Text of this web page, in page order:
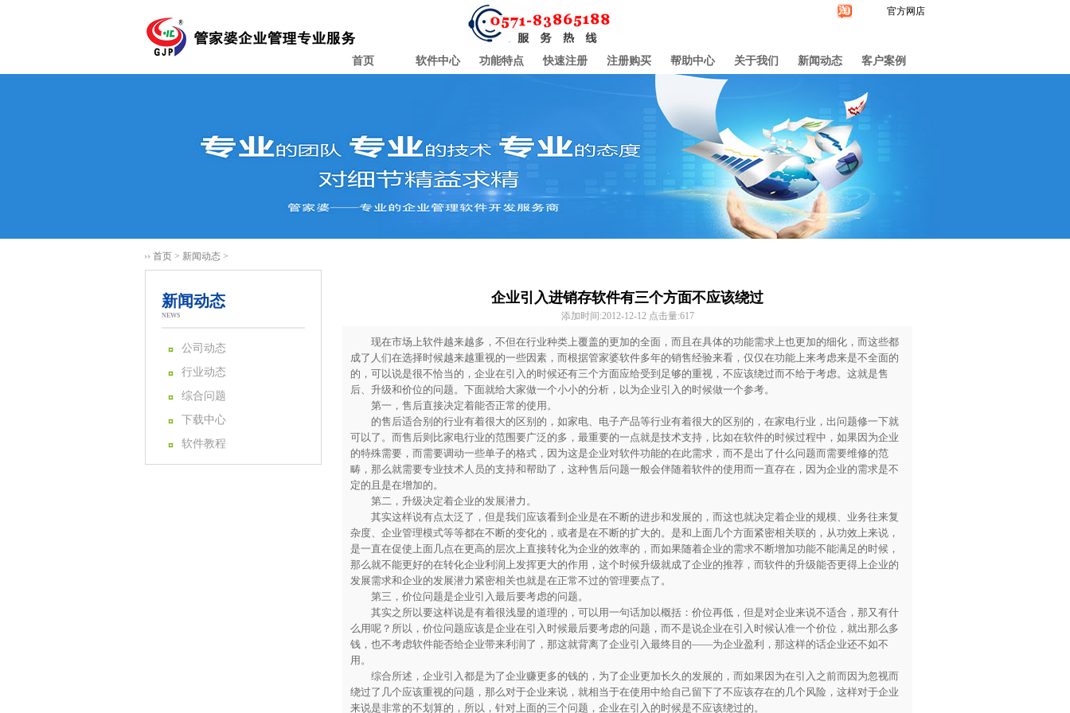
官方网店
首页 软件中心 功能特点 快速注册 注册购买 帮助中心 关于我们 新闻动态 客户案例
首页 > 新闻动态 >
新闻动态
NEWS
公司动态
行业动态
综合问题
下载中心
软件教程
企业引入进销存软件有三个方面不应该绕过
添加时间:2012-12-12 点击量:617
现在市场上软件越来越多，不但在行业种类上覆盖的更加的全面，而且在具体的功能需求上也更加的细化，而这些都
成了人们在选择时候越来越重视的一些因素，而根据管家婆软件多年的销售经验来看，仅仅在功能上来考虑来是不全面的
的，可以说是很不恰当的，企业在引入的时候还有三个方面应给受到足够的重视，不应该绕过而不给于考虑。这就是售
后、升级和价位的问题。下面就给大家做一个小小的分析，以为企业引入的时候做一个参考。
第一，售后直接决定着能否正常的使用。
的售后适合别的行业有着很大的区别的，如家电、电子产品等行业有着很大的区别的，在家电行业，出问题修一下就
可以了。而售后则比家电行业的范围要广泛的多，最重要的一点就是技术支持，比如在软件的时候过程中，如果因为企业
的特殊需要，而需要调动一些单子的格式，因为这是企业对软件功能的在此需求，而不是出了什么问题而需要维修的范
畴，那么就需要专业技术人员的支持和帮助了，这种售后问题一般会伴随着软件的使用而一直存在，因为企业的需求是不
定的且是在增加的。
第二，升级决定着企业的发展潜力。
其实这样说有点太泛了，但是我们应该看到企业是在不断的进步和发展的，而这也就决定着企业的规模、业务往来复
杂度、企业管理模式等等都在不断的变化的，或者是在不断的扩大的。是和上面几个方面紧密相关联的，从功效上来说，
是一直在促使上面几点在更高的层次上直接转化为企业的效率的，而如果随着企业的需求不断增加功能不能满足的时候，
那么就不能更好的在转化企业利润上发挥更大的作用，这个时候升级就成了企业的推荐，而软件的升级能否更得上企业的
发展需求和企业的发展潜力紧密相关也就是在正常不过的管理要点了。
第三，价位问题是企业引入最后要考虑的问题。
其实之所以要这样说是有着很浅显的道理的，可以用一句话加以概括：价位再低，但是对企业来说不适合，那又有什
么用呢？所以，价位问题应该是企业在引入时候最后要考虑的问题，而不是说企业在引入时候认准一个价位，就出那么多
钱，也不考虑软件能否给企业带来利润了，那这就背离了企业引入最终目的——为企业盈利，那这样的话企业还不如不
用。
综合所述，企业引入都是为了企业赚更多的钱的，为了企业更加长久的发展的，而如果因为在引入之前而因为忽视而
绕过了几个应该重视的问题，那么对于企业来说，就相当于在使用中给自己留下了不应该存在的几个风险，这样对于企业
来说是非常的不划算的，所以，针对上面的三个问题，企业在引入的时候是不应该绕过的。